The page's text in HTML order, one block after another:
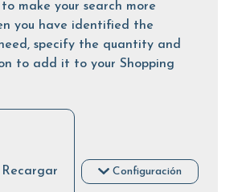
make your search more
you have identified the
specify the quantity and
to add it to your Shopping
Recargar Configuración